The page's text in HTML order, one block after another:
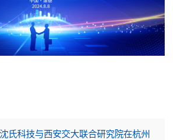
氏科技与西安交大联合研究院在杭州